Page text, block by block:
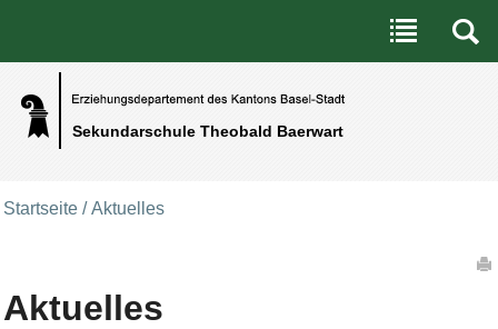
Sekundarschule Theobald Baerwart
Benutzerspezifische Werkzeuge
Direkt zum Inhalt|Direkt zur Navigation
Startseite /Aktuelles
Aktuelles